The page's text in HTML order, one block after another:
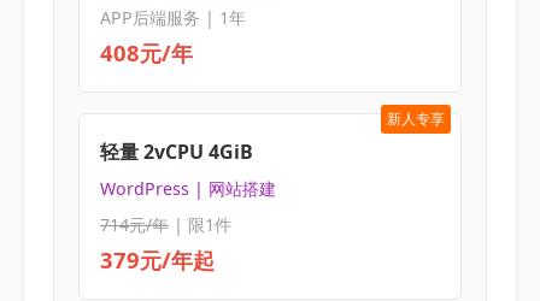
APP后端服务 | 1年
408元/年
新人专享
轻量 2vCPU 4GiB
WordPress | 网站搭建
714元/年| 限1件
379元/年起